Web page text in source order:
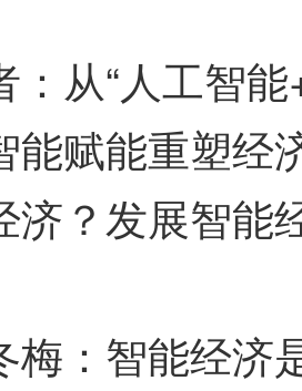
“人工智能
能赋能重塑经
济？发展智能
：智能经济